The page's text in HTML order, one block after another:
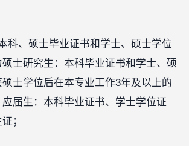
科、硕士毕业证书和学士、硕士学位
士研究生：本科毕业证书和学士、硕
士学位后在本专业工作3年及以上的
届生：本科毕业证书、学士学位证
；